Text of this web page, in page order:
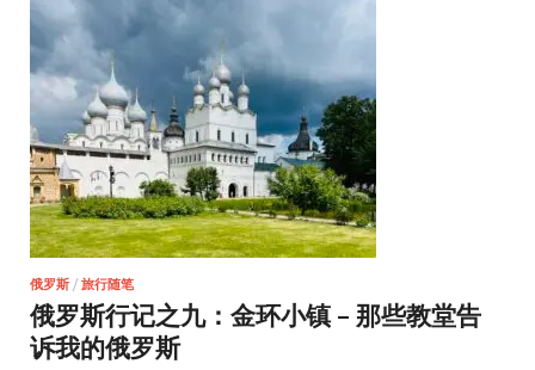
俄罗斯 / 旅行随笔
俄罗斯行记之九：金环小镇 – 那些教堂告
诉我的俄罗斯